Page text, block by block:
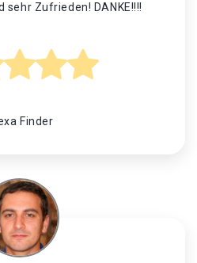
Zufrieden! DANKE!!!!
Finder